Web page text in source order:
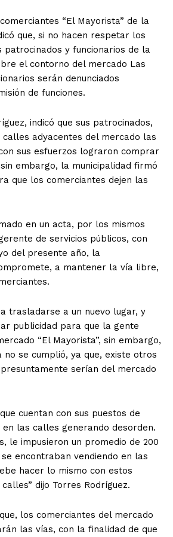
“El Mayorista” de la
que, si no hacen respetar los
patrocinados y funcionarios de la
el contorno del mercado Las
serán denunciados
de funciones.
indicó que sus patrocinados,
adyacentes del mercado las
sus esfuerzos lograron comprar
embargo, la municipalidad firmó
que los comerciantes dejen las
en un acta, por los mismos
de servicios públicos, con
del presente año, la
a mantener la vía libre,
trasladarse a un nuevo lugar, y
publicidad para que la gente
“El Mayorista”, sin embargo,
se cumplió, ya que, existe otros
serían del mercado
cuentan con sus puestos de
las calles generando desorden.
le impusieron un promedio de 200
encontraban vendiendo en las
hacer lo mismo con estos
dijo Torres Rodríguez.
los comerciantes del mercado
las vías, con la finalidad de que